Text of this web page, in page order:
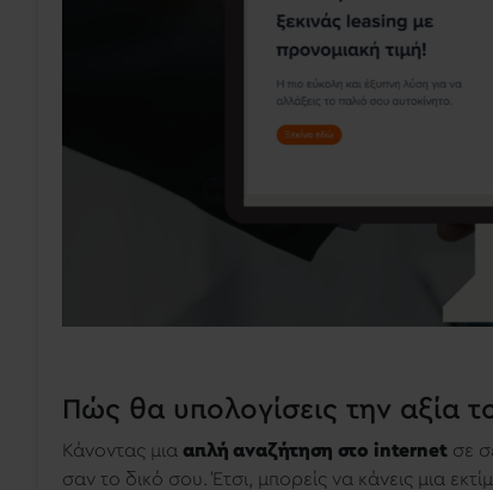
Πώς θα υπολογίσεις την αξία
Κάνοντας μια απλή αναζήτηση στο internetσε
σαν το δικό σου. Έτσι, μπορείς να κάνεις μια